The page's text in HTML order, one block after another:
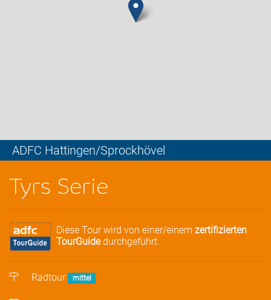
ADFC Hattingen/Sprockhövel
Tyrs Serie
Diese Tour wird von einer/einem zertifizierten
TourGuidedurchgeführt.
Radtour mittel